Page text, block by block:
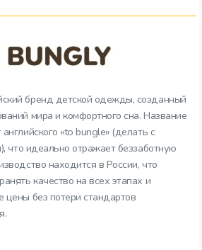
бренд детской одежды, созданный
мира и комфортного сна. Название
«to bungle» (делать с
что идеально отражает беззаботную
находится в России, что
качество на всех этапах и
цены без потери стандартов